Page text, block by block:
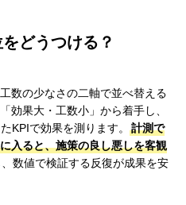
どうつける？
数の少なさの二軸で並べ替える
効果大・工数小」から着手し、
KPIで効果を測ります。
計測で
入ると、施策の良し悪しを客観
数値で検証する反復が成果を安